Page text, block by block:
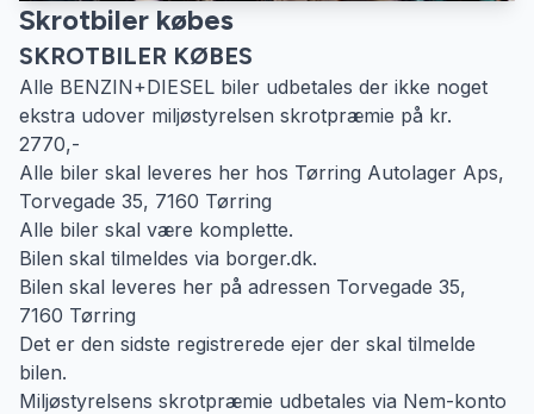
Skrotbiler købes
SKROTBILER KØBES
Alle BENZIN+DIESEL biler udbetales der ikke noget
ekstra udover miljøstyrelsen skrotpræmie på kr.
2770,-
Alle biler skal leveres her hos Tørring Autolager Aps,
Torvegade 35, 7160 Tørring
Alle biler skal være komplette.
Bilen skal tilmeldes via borger.dk.
Bilen skal leveres her på adressen Torvegade 35,
7160 Tørring
Det er den sidste registrerede ejer der skal tilmelde
bilen.
Miljøstyrelsens skrotpræmie udbetales via Nem-konto